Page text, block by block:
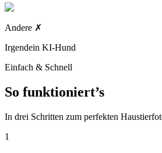
Andere ✗
Irgendein KI-Hund
Einfach & Schnell
So funktioniert’s
In drei Schritten zum perfekten
1